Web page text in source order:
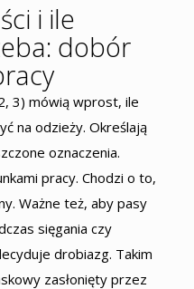
i ile
dobór
3) mówią wprost, ile
na odzieży. Określają
oznaczenia.
pracy. Chodzi o to,
Ważne też, aby pasy
sięgania czy
drobiazg. Takim
zasłonięty przez